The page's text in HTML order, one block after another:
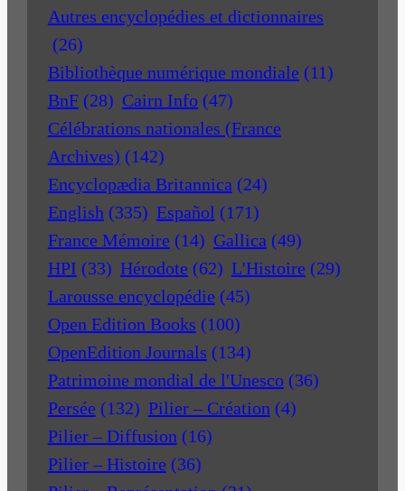
Autres encyclopédies et dictionnaires
(26)
Bibliothèque numérique mondiale (11)
BnF (28) Cairn Info (47)
Célébrations nationales (France
Archives) (142)
Encyclopædia Britannica (24)
English (335) Español (171)
France Mémoire (14) Gallica (49)
HPI (33) Hérodote (62) L'Histoire (29)
Larousse encyclopédie (45)
Open Edition Books (100)
OpenEdition Journals (134)
Patrimoine mondial de l'Unesco (36)
Persée (132) Pilier – Création (4)
Pilier – Diffusion (16)
Pilier – Histoire (36)